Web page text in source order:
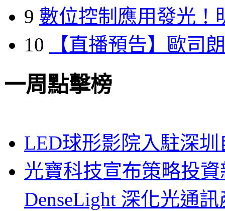
9 數位控制應用發光！
10
【直播預告】歐司
一周點擊榜
LED球形影院入駐深
光寶科技宣布策略投
DenseLight 深化光通